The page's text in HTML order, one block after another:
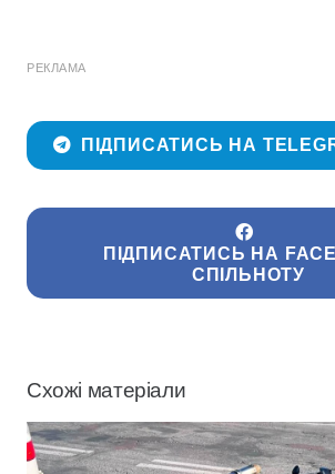
РЕКЛАМА
ПІДПИСАТИСЬ НА
ПІДПИСАТИСЬ НА
СПІЛЬНОТУ
Схожі матеріали